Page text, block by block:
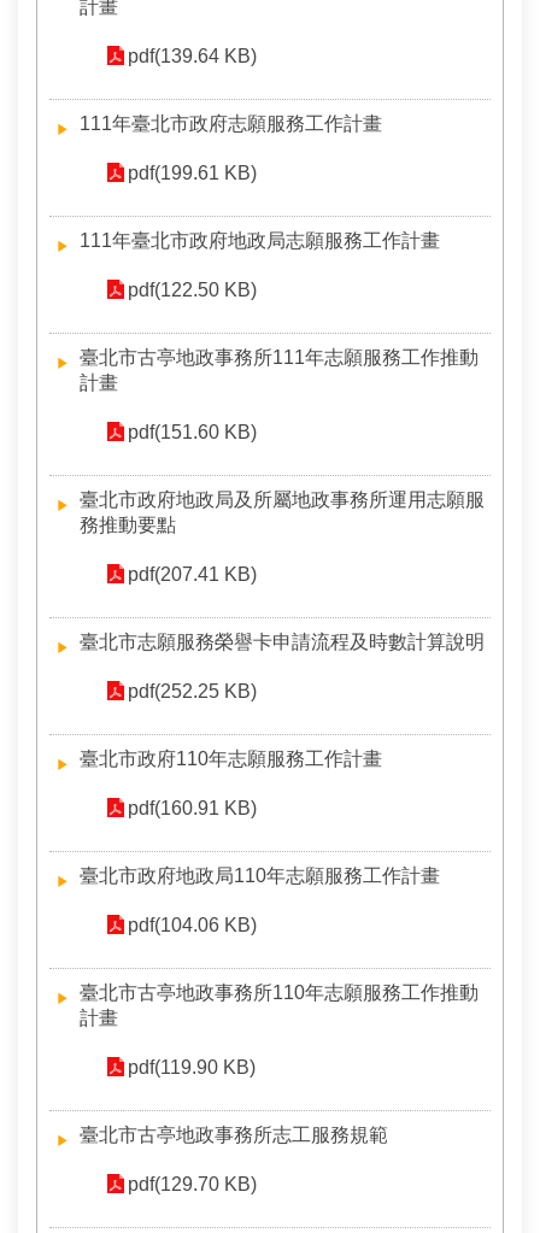
計畫
pdf(139.64 KB)
111年臺北市政府志願服務工作計畫
pdf(199.61 KB)
111年臺北市政府地政局志願服務工作計畫
pdf(122.50 KB)
臺北市古亭地政事務所111年志願服務工作推動
計畫
pdf(151.60 KB)
臺北市政府地政局及所屬地政事務所運用志願服
務推動要點
pdf(207.41 KB)
臺北市志願服務榮譽卡申請流程及時數計算說明
pdf(252.25 KB)
臺北市政府110年志願服務工作計畫
pdf(160.91 KB)
臺北市政府地政局110年志願服務工作計畫
pdf(104.06 KB)
臺北市古亭地政事務所110年志願服務工作推動
計畫
pdf(119.90 KB)
臺北市古亭地政事務所志工服務規範
pdf(129.70 KB)